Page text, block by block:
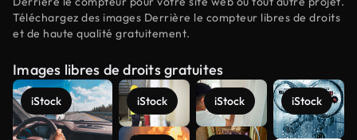
Téléchargez des images Derrière le compteur libres de droits
et de haute qualité gratuitement.
Images libres de droits gratuites
iStock iStock iStock iStock